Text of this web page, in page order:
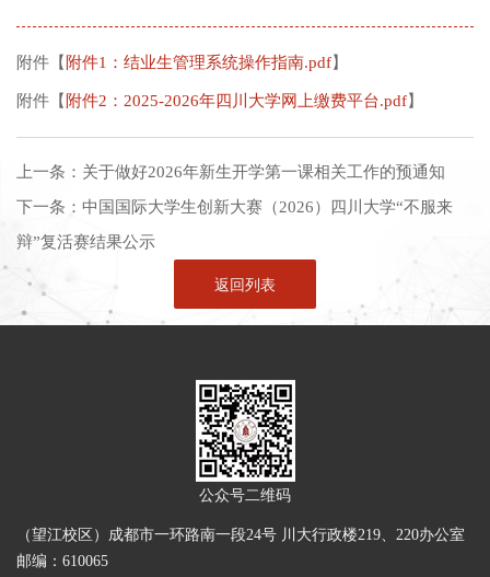
附件【 附件1：结业生管理系统操作指南.pdf】
附件【 附件2：2025-2026年四川大学网上缴费平台.pdf】
上一条： 关于做好2026年新生开学第一课相关工作的预通知
下一条： 中国国际大学生创新大赛（2026）四川大学“不服来
辩”复活赛结果公示
返回列表
公众号二维码
（望江校区）成都市一环路南一段24号 川大行政楼219、220办公室
邮编：610065